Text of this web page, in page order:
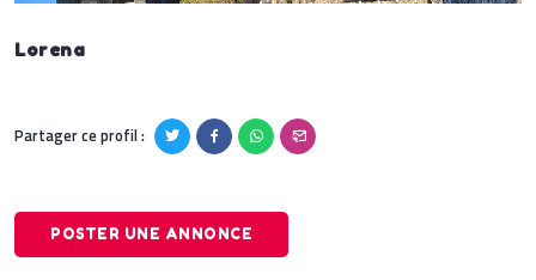
Lorena
Partager ce profil :
POSTER UNE ANNONCE